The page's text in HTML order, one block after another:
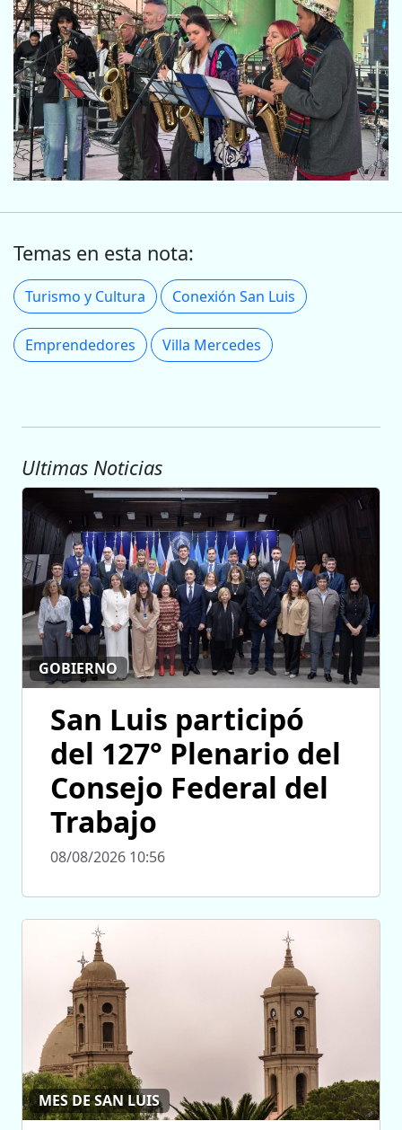
Temas en esta nota:
Turismo y Cultura Conexión San Luis
Emprendedores Villa Mercedes
Ultimas Noticias
GOBIERNO
San Luis participó
del 127° Plenario del
Consejo Federal del
Trabajo
08/08/2026 10:56
MES DE SAN LUIS